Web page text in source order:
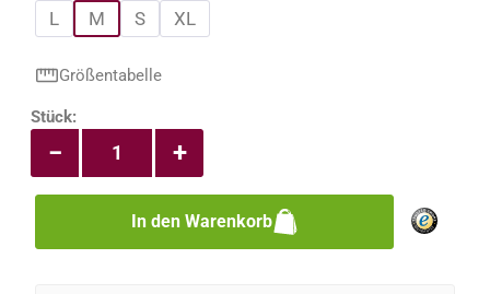
L M S XL
Größentabelle
Produkt Anzahl: Gib den gewünschten
Stück:
+
−
In den Warenkorb